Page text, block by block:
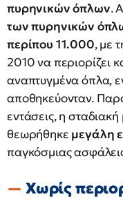
πυρηνικών όπλων.
των πυρηνικών
περίπου 11.000, με
2010 να περιορίζει
αναπτυγμένα όπλα,
αποθηκεύονταν.
εντάσεις, η
θεωρήθηκε μεγάλη
παγκόσμιας
Χωρίς